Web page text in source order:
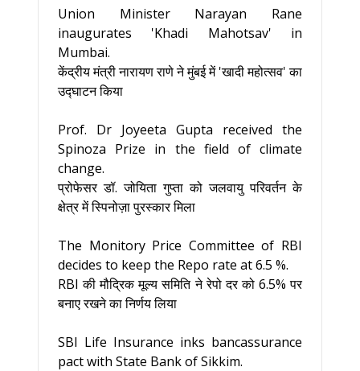
Union Minister Narayan Rane
inaugurates 'Khadi Mahotsav' in
Mumbai.
केंद्रीय मंत्री नारायण राणे ने मुंबई में 'खादी महोत्सव' का
उद्घाटन किया
Prof. Dr Joyeeta Gupta received the
Spinoza Prize in the field of climate
change.
प्रोफेसर डॉ. जोयिता गुप्ता को जलवायु परिवर्तन के
क्षेत्र में स्पिनोज़ा पुरस्कार मिला
The Monitory Price Committee of RBI
decides to keep the Repo rate at 6.5 %.
RBI की मौद्रिक मूल्य समिति ने रेपो दर को 6.5% पर
बनाए रखने का निर्णय लिया
SBI Life Insurance inks bancassurance
pact with State Bank of Sikkim.